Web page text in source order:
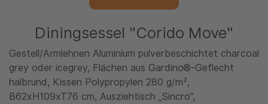
Diningsessel "Corido Move"
Gestell/Armlehnen Aluminium pulverbeschichtet charcoal
grey oder icegrey, Flächen aus Gardino®-Geflecht
halbrund, Kissen Polypropylen 280 g/m²,
B62xH109xT76 cm, Ausziehtisch „Sincro“,